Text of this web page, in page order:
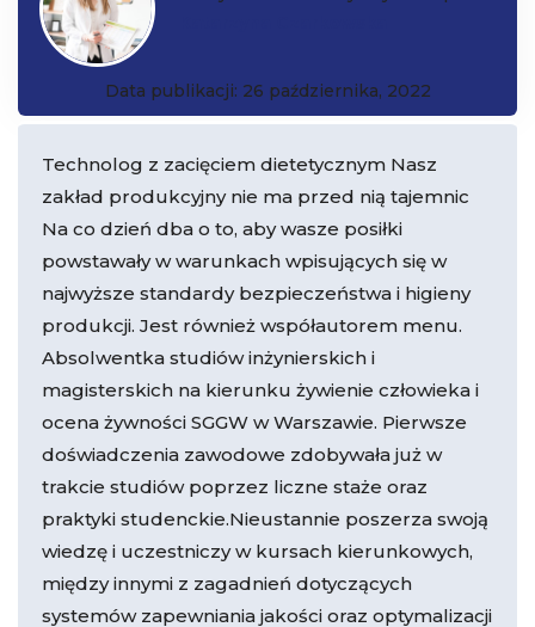
Data publikacji: 26 października, 2022
Technolog z zacięciem dietetycznym Nasz
zakład produkcyjny nie ma przed nią tajemnic
Na co dzień dba o to, aby wasze posiłki
powstawały w warunkach wpisujących się w
najwyższe standardy bezpieczeństwa i higieny
produkcji. Jest również współautorem menu.
Absolwentka studiów inżynierskich i
magisterskich na kierunku żywienie człowieka i
ocena żywności SGGW w Warszawie. Pierwsze
doświadczenia zawodowe zdobywała już w
trakcie studiów poprzez liczne staże oraz
praktyki studenckie.Nieustannie poszerza swoją
wiedzę i uczestniczy w kursach kierunkowych,
między innymi z zagadnień dotyczących
systemów zapewniania jakości oraz optymalizacji